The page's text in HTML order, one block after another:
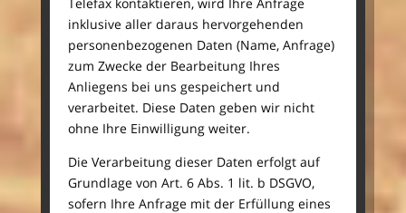
inklusive aller daraus hervorgehenden
personenbezogenen Daten (Name, Anfrage)
zum Zwecke der Bearbeitung Ihres
Anliegens bei uns gespeichert und
verarbeitet. Diese Daten geben wir nicht
ohne Ihre Einwilligung weiter.
Die Verarbeitung dieser Daten erfolgt auf
Grundlage von Art. 6 Abs. 1 lit. b DSGVO,
sofern Ihre Anfrage mit der Erfüllung eines